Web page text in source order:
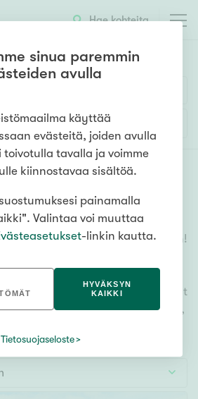
Hae kohteita
3h 4h 5h+
(6355)
asunnot, oli tarpeesi mikä vain!
ja satojen kiinteistönvälittäjien
kenties elämäsi
Katso alta kaikki myytävät
kätevää hakutyökaluamme,
toiveidesi mukaisen kodin.
sinua paremmin
avulla
käyttää
evästeitä, joiden avulla
toivotulla tavalla ja voimme
kiinnostavaa sisältöä.
painamalla
Valintaa voi muuttaa
-linkin kautta.
HYVÄKSYN
KAIKKI
Tietosuojaseloste